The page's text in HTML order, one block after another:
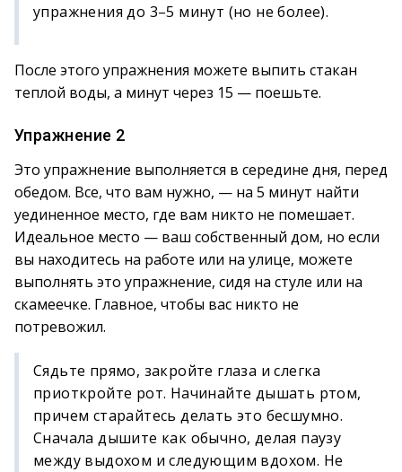
упражнения до 3–5 минут (но не более).
После этого упражнения можете выпить стакан
теплой воды, а минут через 15 — поешьте.
Упражнение 2
Это упражнение выполняется в середине дня, перед
обедом. Все, что вам нужно, — на 5 минут найти
уединенное место, где вам никто не помешает.
Идеальное место — ваш собственный дом, но если
вы находитесь на работе или на улице, можете
выполнять это упражнение, сидя на стуле или на
скамеечке. Главное, чтобы вас никто не
потревожил.
Сядьте прямо, закройте глаза и слегка
приоткройте рот. Начинайте дышать ртом,
причем старайтесь делать это бесшумно.
Сначала дышите как обычно, делая паузу
между выдохом и следующим вдохом. Не